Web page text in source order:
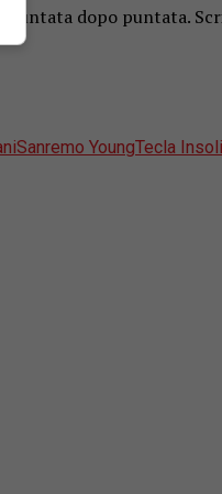
puntata dopo puntata.
Sanremo YoungTecla